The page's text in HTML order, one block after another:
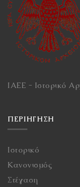
ΙΑΕΕ - Ιστορικό
ΠΕΡΙΉΓΗΣΗ
Ιστορικό
Κανονισμός
Στέγαση